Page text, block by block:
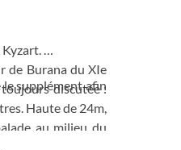
de Burana du XIe
discutée :
Haute de 24m,
au milieu du
le supplément afin